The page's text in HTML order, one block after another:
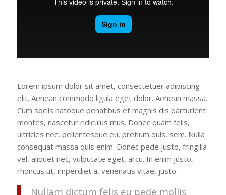
Lorem ipsum dolor sit amet, consectetuer adipiscing
elit. Aenean commodo ligula eget dolor. Aenean massa.
Cum sociis natoque penatibus et magnis dis parturient
montes, nascetur ridiculus mus. Donec quam felis,
ultricies nec, pellentesque eu, pretium quis, sem. Nulla
consequat massa quis enim. Donec pede justo, fringilla
vel, aliquet nec, vulputate eget, arcu. In enim justo,
rhoncus ut, imperdiet a, venenatis vitae, justo.
Nullam dictum felis eu pede mollis